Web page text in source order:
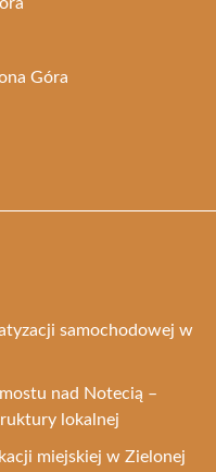
Góra
samochodowej w
nad Notecią –
lokalnej
miejskiej w Zielonej